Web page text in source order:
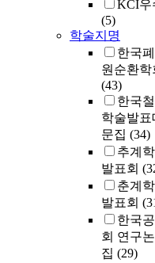
KCI우
(5)
학술지명
한국
원순환학
(43)
한국
학술발표
문집 (34)
추계
발표회
춘계
발표회
한국
회 연구
집 (29)